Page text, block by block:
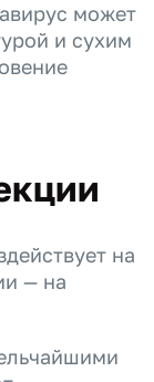
может
и сухим
на
— на